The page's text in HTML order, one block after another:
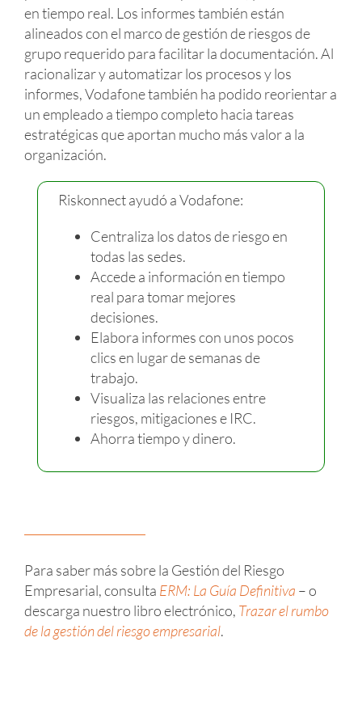
en tiempo real. Los informes también están
alineados con el marco de gestión de riesgos de
grupo requerido para facilitar la documentación. Al
racionalizar y automatizar los procesos y los
informes, Vodafone también ha podido reorientar a
un empleado a tiempo completo hacia tareas
estratégicas que aportan mucho más valor a la
organización.
Riskonnect ayudó a Vodafone:
Centraliza los datos de riesgo en
todas las sedes.
Accede a información en tiempo
real para tomar mejores
decisiones.
Elabora informes con unos pocos
clics en lugar de semanas de
trabajo.
Visualiza las relaciones entre
riesgos, mitigaciones e IRC.
Ahorra tiempo y dinero.
Para saber más sobre la Gestión del Riesgo
Empresarial, consulta ERM: La Guía Definitiva – o
descarga nuestro libro electrónico, Trazar el rumbo
de la gestión del riesgo empresarial.